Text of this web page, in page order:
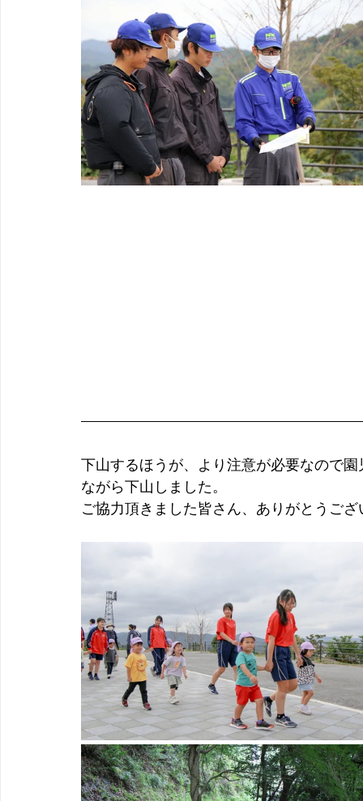
下山するほうが、より注意が必要なので園
ながら下山しました。
ご協力頂きました皆さん、ありがとうご